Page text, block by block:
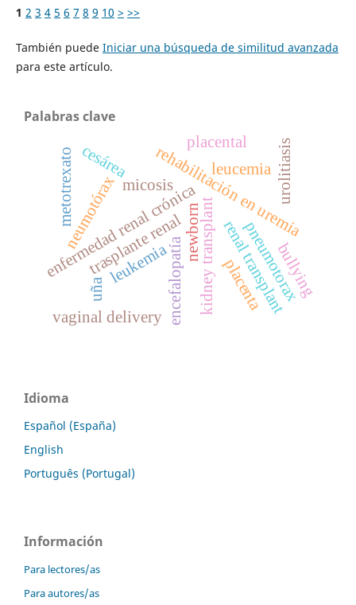
1 2 3 4 5 6 7 8 9 10 > >>
También puede Iniciar una búsqueda de similitud avanzada
para este artículo.
Palabras clave
trasplante renal
enfermedad renal crónicarehabilitación en uremia
kidney transplantrenal transplant
neumotórax
pneumotorax
encefalopatía
metotrexato leucemia
leukemia
urolitiasis
micosis
uña placenta
cesárea
newborn
vaginal delivery
placental
bullying
Idioma
Español (España)
English
Português (Portugal)
Información
Para lectores/as
Para autores/as